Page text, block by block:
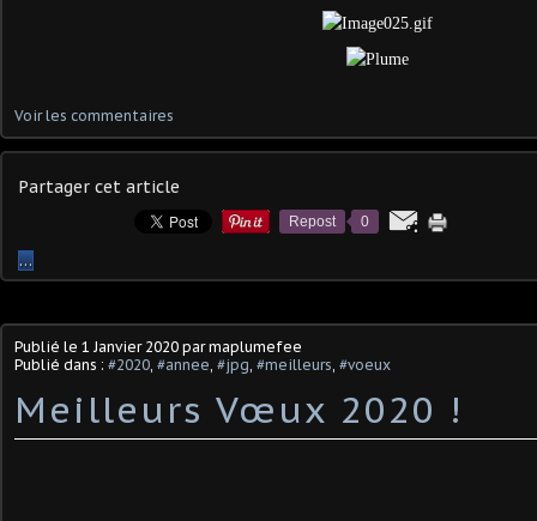
Voir les commentaires
Partager cet article
Repost 0
…
Publié le 1 Janvier 2020 par maplumefee
Publié dans : #2020 #annee #jpg #meilleurs #voeux
Meilleurs Vœux 2020 !